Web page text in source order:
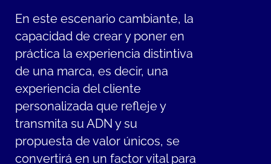
En este escenario cambiante, la
capacidad de crear y poner en
práctica la experiencia distintiva
de una marca, es decir, una
experiencia del cliente
personalizada que refleje y
transmita su ADN y su
propuesta de valor únicos, se
convertirá en un factor vital para